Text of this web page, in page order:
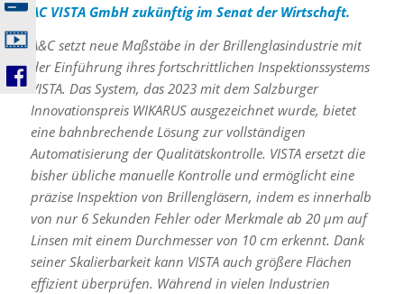
AC VISTA GmbH zukünftig im Senat der Wirtschaft.
A&C setzt neue Maßstäbe in der Brillenglasindustrie mit
der Einführung ihres fortschrittlichen Inspektionssystems
VISTA. Das System, das 2023 mit dem Salzburger
Innovationspreis WIKARUS ausgezeichnet wurde, bietet
eine bahnbrechende Lösung zur vollständigen
Automatisierung der Qualitätskontrolle. VISTA ersetzt die
bisher übliche manuelle Kontrolle und ermöglicht eine
präzise Inspektion von Brillengläsern, indem es innerhalb
von nur 6 Sekunden Fehler oder Merkmale ab 20 µm auf
Linsen mit einem Durchmesser von 10 cm erkennt. Dank
seiner Skalierbarkeit kann VISTA auch größere Flächen
effizient überprüfen. Während in vielen Industrien